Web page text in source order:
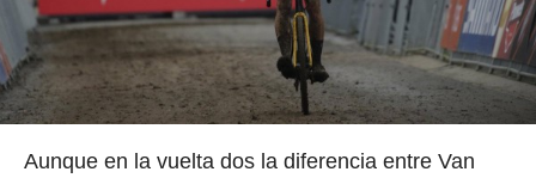
Aunque en la vuelta dos la diferencia entre Van